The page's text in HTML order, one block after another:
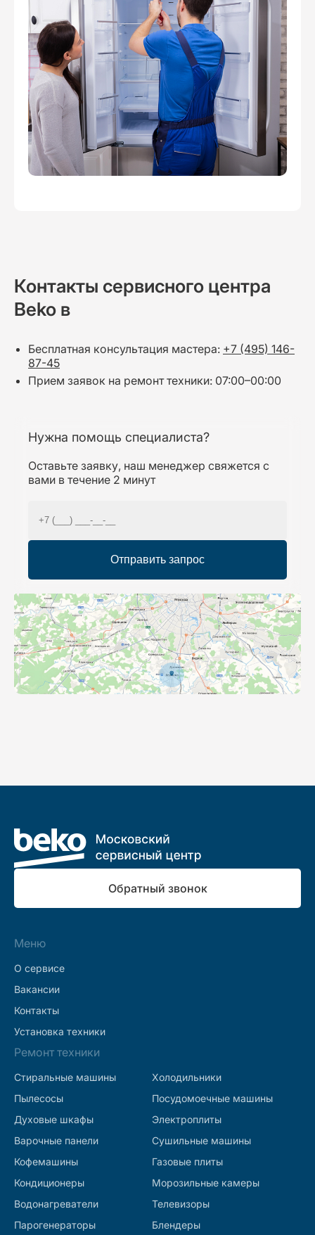
Контакты сервисного центра
Beko в
Бесплатная консультация мастера: +7 (495) 146-
87-45
Прием заявок на ремонт техники: 07:00–00:00
Нужна помощь специалиста?
Оставьте заявку, наш менеджер свяжется с
вами в течение 2 минут
Отправить запрос
Обратный звонок
Меню
О сервисе
Вакансии
Контакты
Установка техники
Ремонт техники
Стиральные машины
Холодильники
Пылесосы
Посудомоечные машины
Духовые шкафы
Электроплиты
Варочные панели
Сушильные машины
Кофемашины
Газовые плиты
Кондиционеры
Морозильные камеры
Водонагреватели
Телевизоры
Парогенераторы
Блендеры